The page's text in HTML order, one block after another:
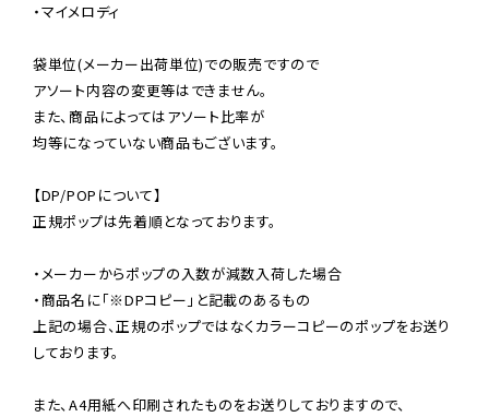
・マイメロディ
袋単位(メーカー出荷単位)での販売ですので
アソート内容の変更等はできません。
また、商品によってはアソート比率が
均等になっていない商品もございます。
【DP/POPについて】
正規ポップは先着順となっております。
・メーカーからポップの入数が減数入荷した場合
・商品名に「※DPコピー」と記載のあるもの
上記の場合、正規のポップではなくカラーコピーのポップをお送り
しております。
また、A4用紙へ印刷されたものをお送りしておりますので、